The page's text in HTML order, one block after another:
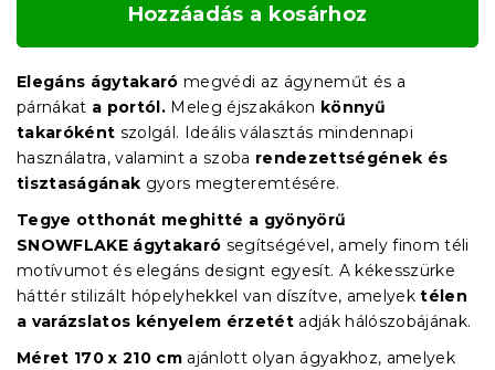
Hozzáadás a kosárhoz
Elegáns ágytakaró megvédi az ágyneműt és a
párnákat a portól. Meleg éjszakákon könnyű
takaróként szolgál. Ideális választás mindennapi
használatra, valamint a szoba rendezettségének és
tisztaságának gyors megteremtésére.
Tegye otthonát meghitté a gyönyörű
SNOWFLAKE ágytakaró segítségével, amely finom téli
motívumot és elegáns designt egyesít. A kékesszürke
háttér stilizált hópelyhekkel van díszítve, amelyektélen
a varázslatos kényelem érzetét adják hálószobájának.
Méret 170 x 210 cm ajánlott olyan ágyakhoz, amelyek